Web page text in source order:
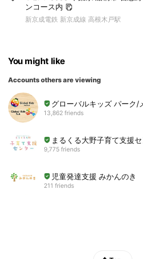
ンコース内
新京成電鉄 新京成線 高根木戸駅
You might like
Accounts others are viewing
グローバルキッズ パーク/
13,862 friends
まるくる大野子育て支援
9,775 friends
児童発達支援 みかんのき
211 friends